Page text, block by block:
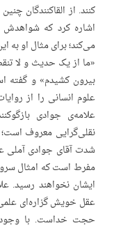
کنند. از القاکنندگان
اشاره کرد که
می‌کند؛ برای مثال او به
«ما از یک حدیث و لا
بیرون کشیدم» و گفته
علوم انسانی را از
علامه‌ی جوادی
نقلی‌گرایی معروف
شدت آقای جوادی آملی
مفرط است که امثال
ایشان نخواهند رسید.
عقل خویش گزاره‌ای
حجت خداست. با وجود